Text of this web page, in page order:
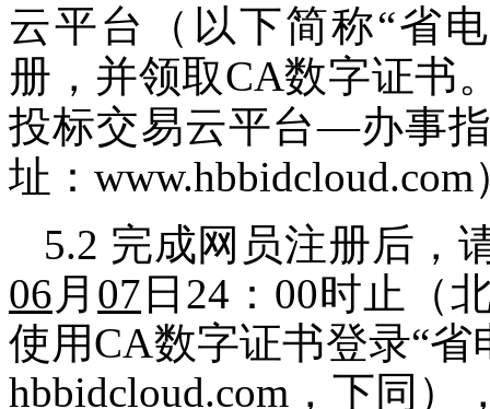
云平台（以下简称“省
册，并领取CA数字证书
投标交易云平台—办事
址： www.hbbidcloud.com
5.2 完成网员注册后，
06 月 07 日 24 ： 00时止（
使用CA数字证书登录“
hbbidcloud.com ，下同）